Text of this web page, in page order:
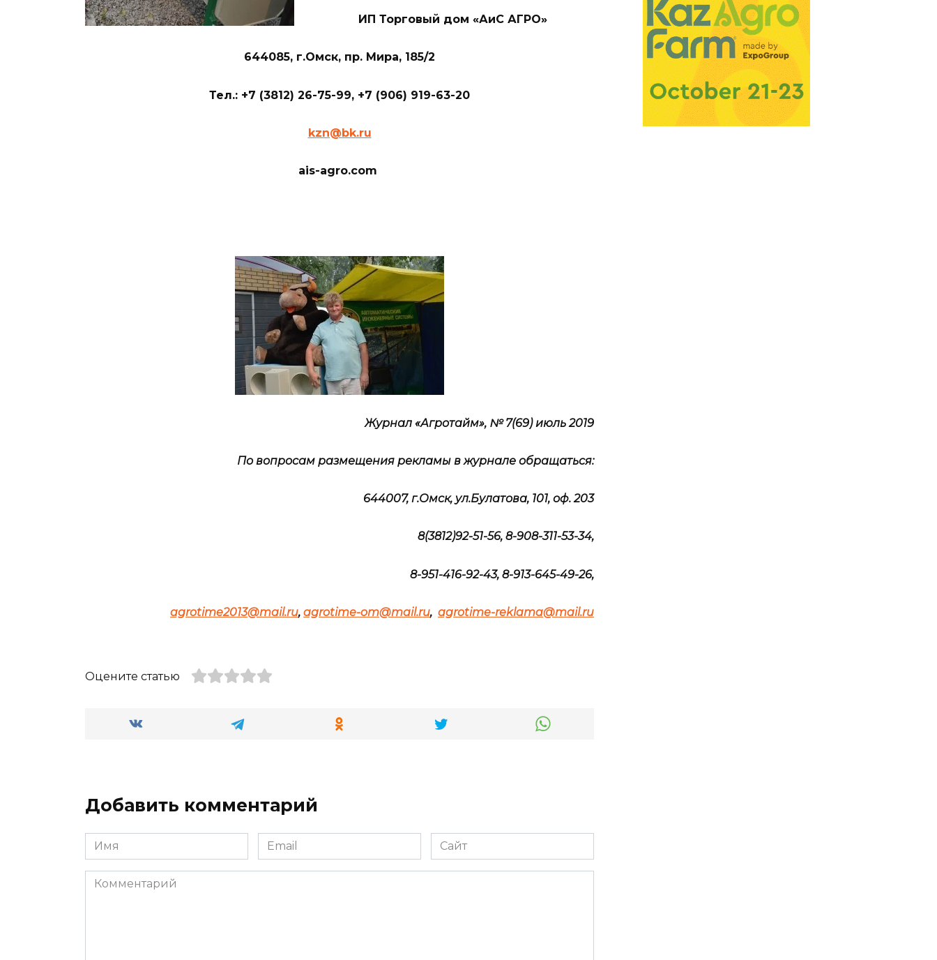
ИП Торговый дом «АиС АГРО»
644085, г.Омск, пр. Мира, 185/2
Тел.: +7 (3812) 26-75-99, +7 (906) 919-63-20
kzn@bk.ru
ais-agro.com
Журнал «Агротайм», № 7(69)июль2019
По вопросам размещения рекламы в журнале обращаться:
644007, г.Омск, ул.Булатова, 101, оф. 203
8(3812)92-51-56, 8-908-311-53-34,
8-951-416-92-43, 8-913-645-49-26,
agrotime2013@mail.ru, agrotime-om@mail.ru, agrotime-reklama@mail.ru
Оцените статью
Добавить комментарий
Имя
*
Email
*
Сайт
Комментарий